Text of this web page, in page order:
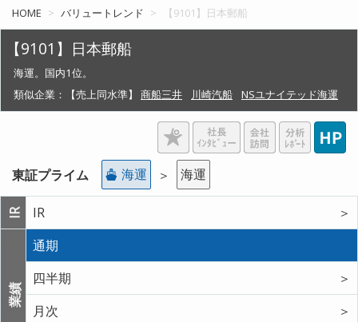
HOME バリュートレンド 【9101】日本郵船
【9101】日本郵船
海運。国内1位。
類似企業：
【売上同水準】 商船三井 川崎汽船 NSユナイテッド海運
東証プライム 海運 ＞ 海運
IR IR ＞
業績
通期
四半期
＞
月次
＞